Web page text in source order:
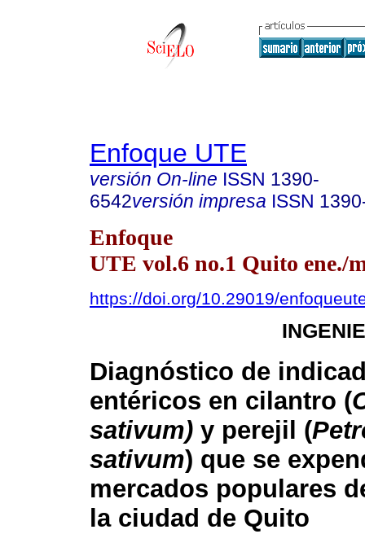
Enfoque UTE
versión On-line ISSN 1390-
6542versión impresa ISSN
Enfoque
UTE vol.6 no.1 Quito ene./
https://doi.org/10.29019/
Diagnóstico de
entéricos en cilantro (
sativum) y perejil (
sativum) que se
mercados populares
la ciudad de Quito